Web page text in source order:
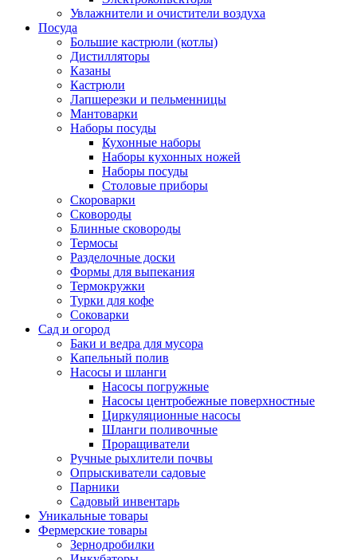
Увлажнители и очистители воздуха
Посуда
Большие кастрюли (котлы)
Дистилляторы
Казаны
Кастрюли
Лапшерезки и пельменницы
Мантоварки
Наборы посуды
Кухонные наборы
Наборы кухонных ножей
Наборы посуды
Столовые приборы
Скороварки
Сковороды
Блинные сковороды
Термосы
Разделочные доски
Формы для выпекания
Термокружки
Турки для кофе
Соковарки
Сад и огород
Баки и ведра для мусора
Капельный полив
Насосы и шланги
Насосы погружные
Насосы центробежные поверхностные
Циркуляционные насосы
Шланги поливочные
Проращиватели
Ручные рыхлители почвы
Опрыскиватели садовые
Парники
Садовый инвентарь
Уникальные товары
Фермерские товары
Зернодробилки